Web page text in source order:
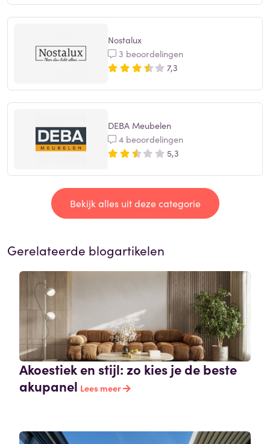
Nostalux
3 beoordelingen
7,3
DEBA Meubelen
4 beoordelingen
5,3
Bekijk alles uit deze categorie
Gerelateerde blogartikelen
Akoestiek en stijl: zo kies je de beste
akupanel Lees meer